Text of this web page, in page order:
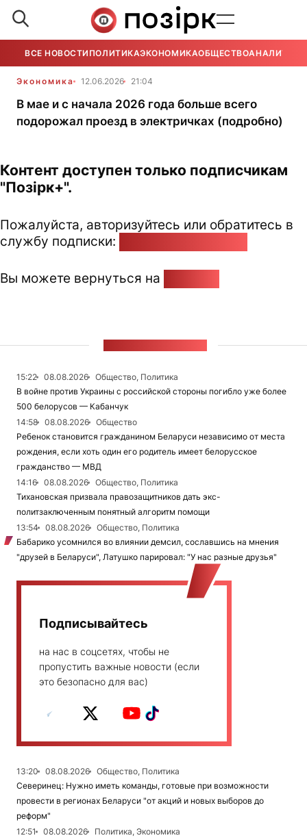
ВСЕ НОВОСТИ ПОЛИТИКАЭКОНОМИКАОБЩЕСТВОАНАЛИТИКА
Экономика 12.06.2026 21:04
В мае и с начала 2026 года больше всего
подорожал проезд в электричках (подробно)
Контент доступен только подписчикам
"Позірк+".
Пожалуйста, авторизуйтесь или обратитесь в
службу подписки:
Вы можете вернуться на
15:22 08.08.2026
Общество, Политика
В войне против Украины с российской стороны погибло уже более
500 белорусов — Кабанчук
14:58
08.08.2026
Общество
Ребенок становится гражданином Беларуси независимо от места
рождения, если хоть один его родитель имеет белорусское
гражданство — МВД
14:16
08.08.2026
Общество, Политика
Тихановская призвала правозащитников дать экс-
политзаключенным понятный алгоритм помощи
13:54
08.08.2026
Общество, Политика
Бабарико усомнился во влиянии демсил, сославшись на мнения
"друзей в Беларуси", Латушко парировал: "У нас разные друзья"
Подписывайтесь
на нас в соцсетях, чтобы не
пропустить важные новости (если
это безопасно для вас)
13:20 08.08.2026
Общество, Политика
Северинец: Нужно иметь команды, готовые при возможности
провести в регионах Беларуси "от акций и новых выборов до
реформ"
12:51
08.08.2026
Политика, Экономика